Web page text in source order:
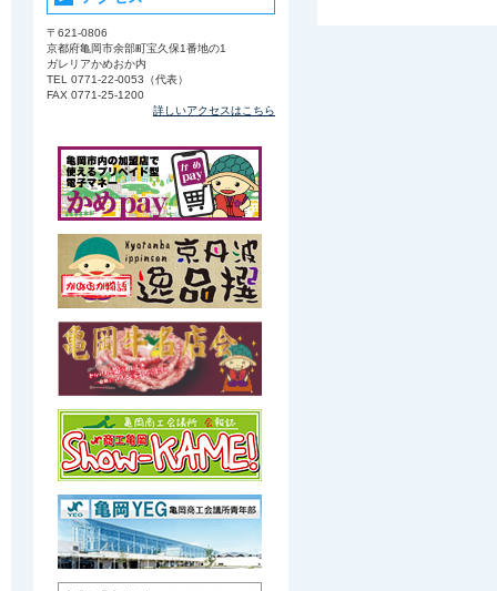
〒621-0806
京都府亀岡市余部町宝久保1番地の1
ガレリアかめおか内
TEL 0771-22-0053（代表）
FAX 0771-25-1200
詳しいアクセスはこちら